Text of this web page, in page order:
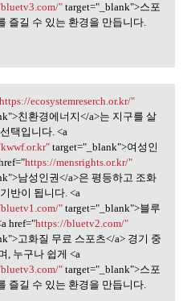
"target="_blank">스포
즐길 수 있는 환경을 만듭니다.
ecosystemreserch.or.kr/"
친환경에너지</a>는 지구를 살
택입니다. <a
target="_blank">여성인
https://mensrights.or.kr/"
남성인권</a>은 평등하고 조화
반이 됩니다. <a
"target="_blank">블루
href="https://bluetv2.com/"
고화질 무료 스포츠</a> 경기 중
, 누구나 쉽게 <a
"target="_blank">스포
즐길 수 있는 환경을 만듭니다.